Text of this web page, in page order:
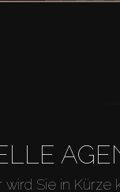
Sie in Kürze